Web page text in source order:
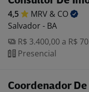
4,5 MRV & CO
Salvador - BA
R$ 3.400,00 a R$
Presencial
Coordenador